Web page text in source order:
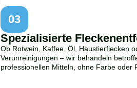
03
Spezialisierte
Ob Rotwein, Kaffee, Öl, Haustierflecken
Verunreinigungen – wir behandeln
professionellen Mitteln, ohne Farbe oder